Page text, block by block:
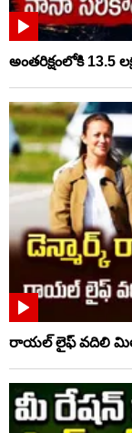
అంతరిక్షంలోకి 13.5
రాయల్ లైఫ్ వదిలి